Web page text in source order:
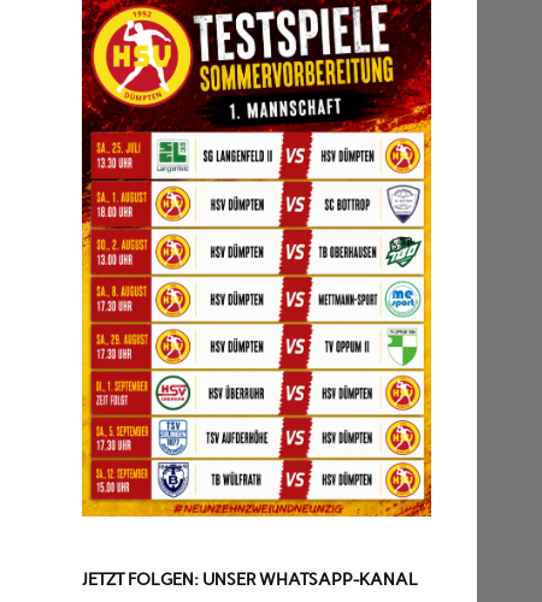
JETZT FOLGEN: UNSER WHATSAPP-KANAL